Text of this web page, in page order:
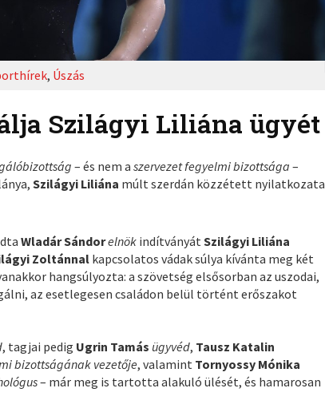
, Úszás
Szilágyi Liliána ügyét
– és nem aszervezet fegyelmi bizottsága –
Szilágyi Liliána múlt szerdán közzétett nyilatkozata
Wladár Sándorelnök indítványátSzilágyi Liliána
Zoltánnal kapcsolatos vádak súlya kívánta meg két
hangsúlyozta: a szövetség elsősorban az uszodai,
az esetlegesen családon belül történt erőszakot
, tagjai pedig Ugrin Tamás ügyvéd, Tausz Katalin
bizottságának vezetője, valamint Tornyossy Mónika
– már meg is tartotta alakuló ülését, és hamarosan